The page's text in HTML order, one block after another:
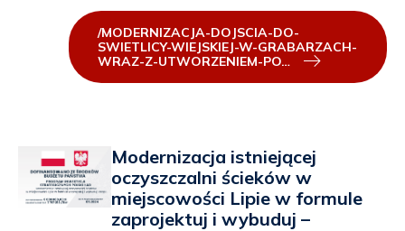
/MODERNIZACJA-DOJSCIA-DO-
SWIETLICY-WIEJSKIEJ-W-GRABARZACH-
WRAZ-Z-UTWORZENIEM-PO…
Modernizacja istniejącej
oczyszczalni ścieków w
miejscowości Lipie w formule
zaprojektuj i wybuduj –